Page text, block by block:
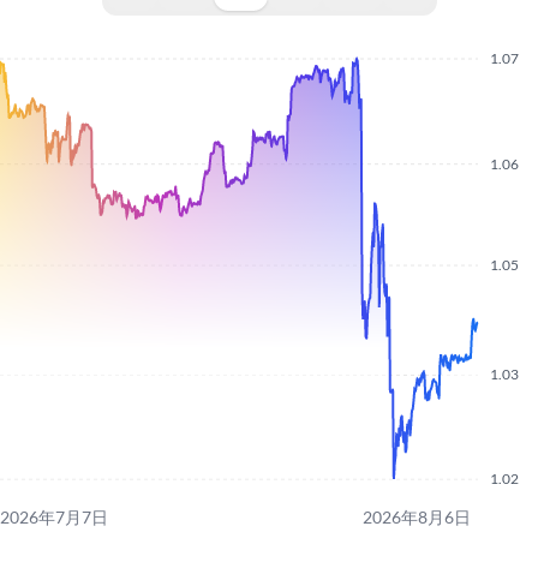
1.02
1.03
1.05
1.06
1.07
2026年7月7日 2026年8月6日